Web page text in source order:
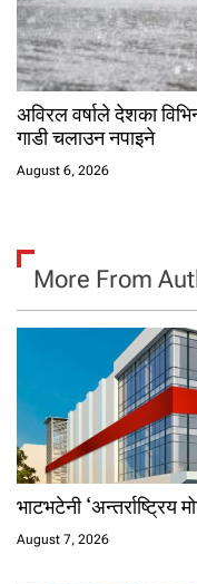
अविरल वर्षाले देशका
गाडी चलाउन नपाइने
August 6, 2026
More From
भाटभटेनी
August 7, 2026